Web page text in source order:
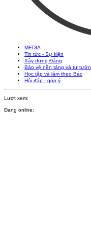
MEDIA
Tin tức - Sự kiện
Xây dựng Đảng
Bảo vệ nền tảng và tư
Học tập và làm theo Bác
Hỏi đáp - góp ý
Lượt xem:
Đang online: